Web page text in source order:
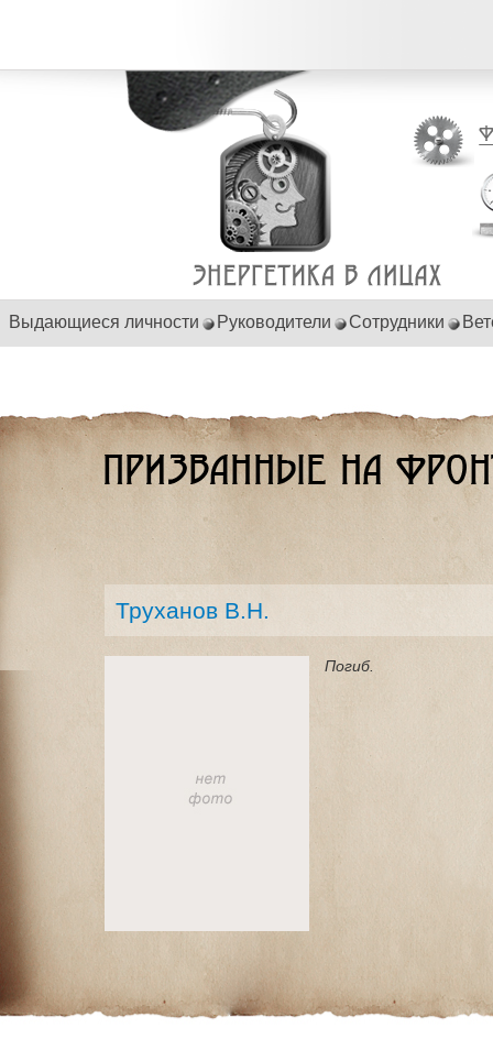
Выдающиеся личности Руководители Сотрудники
Труханов В.Н.
Погиб.